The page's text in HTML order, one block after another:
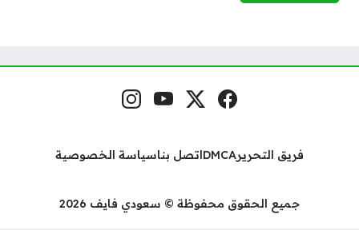
مواقع التواصل فيسبوكمنصة إكس
يوتيوبإنستغرام
فريق التحريرDMCAاتصل بناسياسة الخصوصية
جميع الحقوق محفوظة © سعودي فايف 2026